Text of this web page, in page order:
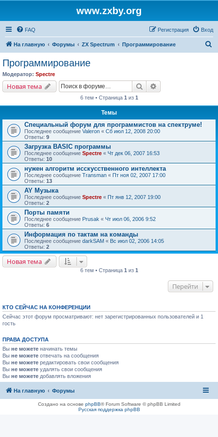
www.zxby.org
FAQ Вход
Регистрация
На главную Форумы ZX Spectrum Программирование
Программирование
Модератор: Spectre
Новая тема Поиск
6 тем • Страница 1 из 1
Темы
Специальный форум для программистов на спектруме!
Последнее сообщение Valeron « Сб июл 12, 2008 20:00
Ответы: 9
Загрузка BASIC программы
Последнее сообщение Spectre « Чт дек 06, 2007 16:53
Ответы: 10
нужен алгоритм исскусственного интеллекта
Последнее сообщение Transman « Пт ноя 02, 2007 17:00
Ответы: 13
AY Музыка
Последнее сообщение Spectre « Пт янв 12, 2007 19:00
Ответы: 2
Порты памяти
Последнее сообщение Prusak « Чт июл 06, 2006 9:52
Ответы: 6
Информация по тактам на команды
Последнее сообщение darkSAM « Вс июл 02, 2006 14:05
Ответы: 2
Новая тема
6 тем • Страница 1 из 1
Перейти
КТО СЕЙЧАС НА КОНФЕРЕНЦИИ
Сейчас этот форум просматривают: нет зарегистрированных пользователей и 1
гость
ПРАВА ДОСТУПА
Вы не можете начинать темы
Вы не можете отвечать на сообщения
Вы не можете редактировать свои сообщения
Вы не можете удалять свои сообщения
Вы не можете добавлять вложения
На главную Форумы
Создано на основе phpBB® Forum Software © phpBB Limited
Русская поддержка phpBB